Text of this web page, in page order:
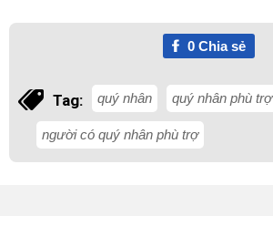
0Chia sẻ
Tag: quý nhân quý nhân phù trợ
người có quý nhân phù trợ